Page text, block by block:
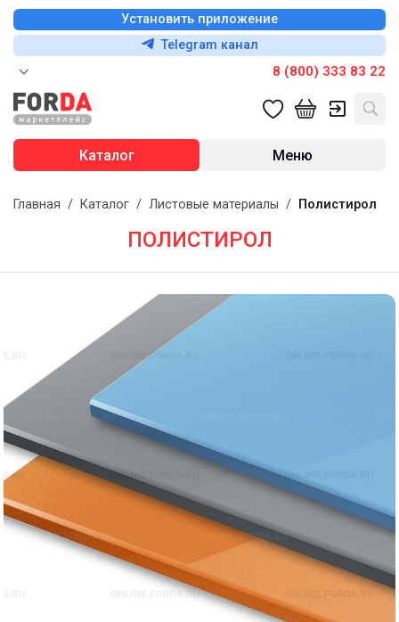
Установить приложение
Telegram канал
8 (800) 333 83 22
Каталог Меню
Главная / Каталог / Листовые материалы / Полистирол
ПОЛИСТИРОЛ